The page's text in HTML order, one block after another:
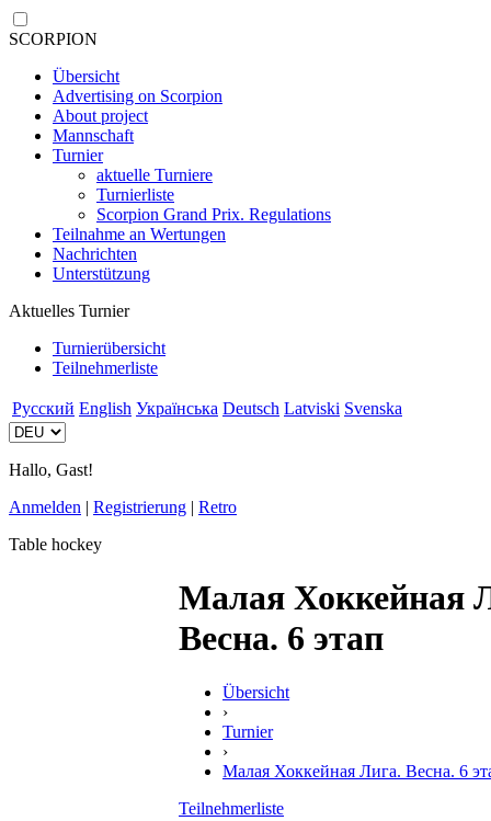
SCORPION
Übersicht
Advertising on Scorpion
About project
Mannschaft
Turnier
aktuelle Turniere
Turnierliste
Scorpion Grand Prix. Regulations
Teilnahme an Wertungen
Nachrichten
Unterstützung
Aktuelles Turnier
Turnierübersicht
Teilnehmerliste
Русский English Українська Deutsch Latviski Svenska
Hallo, Gast!
Anmelden | Registrierung | Retro
Table hockey
Малая Хоккейная
Весна. 6 этап
Übersicht
›
Turnier
›
Малая Хоккейная Лига. Весна. 6
Teilnehmerliste